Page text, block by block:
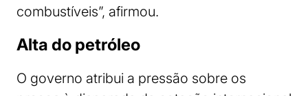
combustíveis”, afirmou.
Alta do petróleo
O governo atribui a pressão sobre os